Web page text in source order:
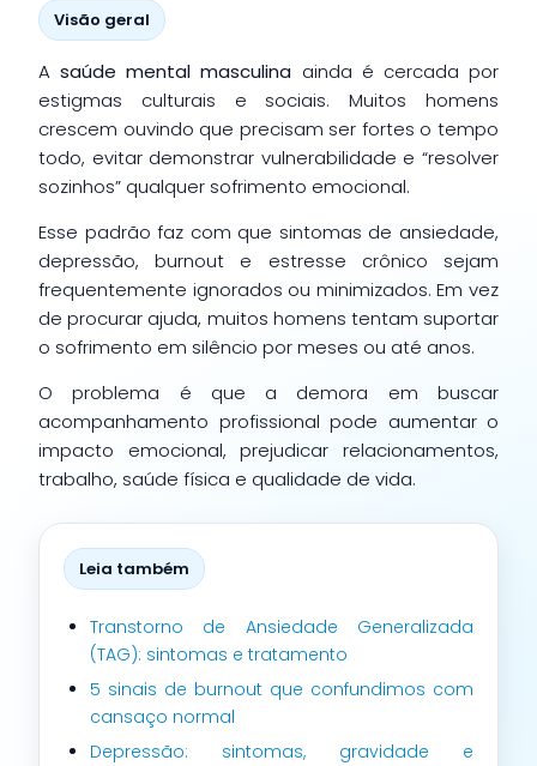
Visão geral
Asaúde mental masculina ainda é cercada por
estigmas culturais e sociais. Muitos homens
crescem ouvindo que precisam ser fortes o tempo
todo, evitar demonstrar vulnerabilidade e “resolver
sozinhos” qualquer sofrimento emocional.
Esse padrão faz com que sintomas de ansiedade,
depressão, burnout e estresse crônico sejam
frequentemente ignorados ou minimizados. Em vez
de procurar ajuda, muitos homens tentam suportar
o sofrimento em silêncio por meses ou até anos.
O problema é que a demora em buscar
acompanhamento profissional pode aumentar o
impacto emocional, prejudicar relacionamentos,
trabalho, saúde física e qualidade de vida.
Leia também
Transtorno de Ansiedade Generalizada
(TAG): sintomas e tratamento
5 sinais de burnout que confundimos com
cansaço normal
Depressão: sintomas, gravidade e